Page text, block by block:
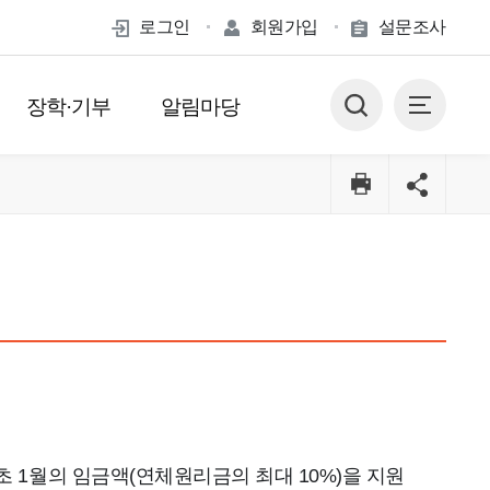
로그인 회원가입 설문조사
장학·기부 알림마당
1월의 임금액(연체원리금의 최대 10%)을 지원